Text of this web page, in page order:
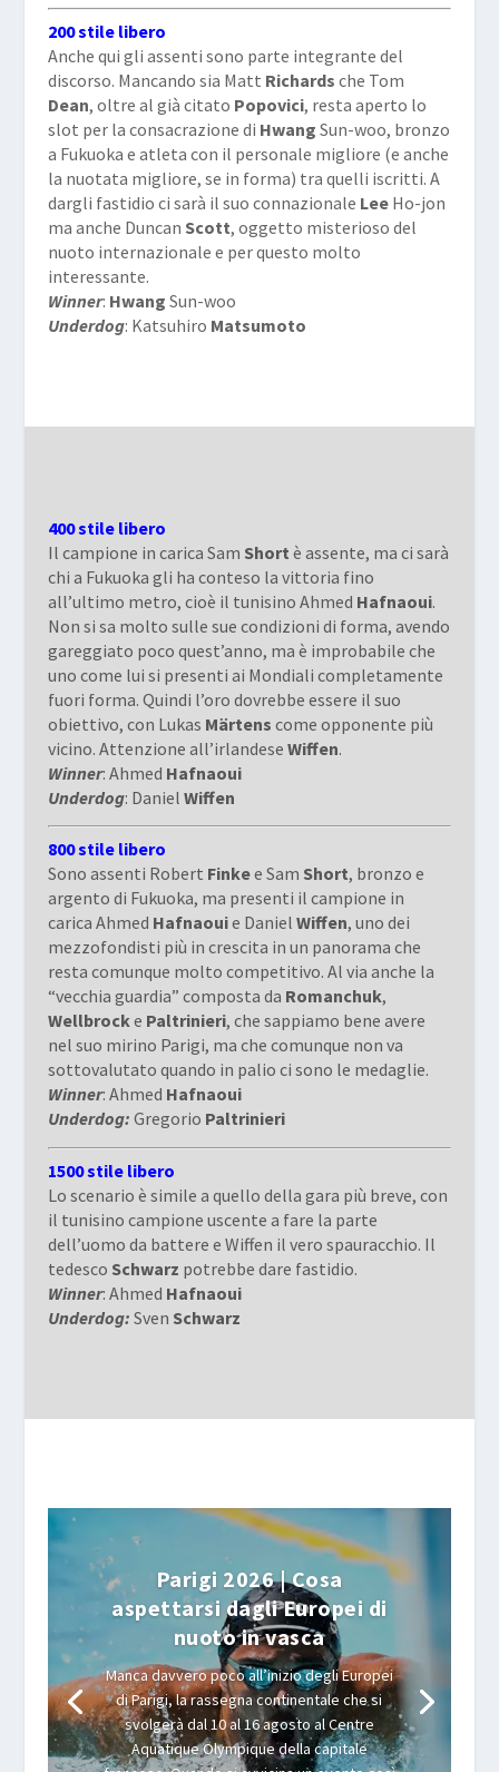
200 stile libero
Anche qui gli assenti sono parte integrante del
discorso. Mancando sia Matt Richards che Tom
Dean, oltre al già citato Popovici, resta aperto lo
slot per la consacrazione di Hwang Sun-woo, bronzo
a Fukuoka e atleta con il personale migliore (e anche
la nuotata migliore, se in forma) tra quelli iscritti. A
dargli fastidio ci sarà il suo connazionale LeeHo-jon
ma anche Duncan Scott, oggetto misterioso del
nuoto internazionale e per questo molto
interessante.
Winner: Hwang Sun-woo
Underdog: Katsuhiro Matsumoto
400 stile libero
Il campione in carica Sam Short è assente, ma ci sarà
chi a Fukuoka gli ha conteso la vittoria fino
all’ultimo metro, cioè il tunisino Ahmed Hafnaoui.
Non si sa molto sulle sue condizioni di forma, avendo
gareggiato poco quest’anno, ma è improbabile che
uno come lui si presenti ai Mondiali completamente
fuori forma. Quindi l’oro dovrebbe essere il suo
obiettivo, con Lukas Märtens come opponente più
vicino. Attenzione all’irlandese Wiffen.
Winner: Ahmed Hafnaoui
Underdog: Daniel Wiffen
800 stile libero
Sono assenti Robert Finkee Sam Short, bronzo e
argento di Fukuoka, ma presenti il campione in
carica Ahmed Hafnaouie Daniel Wiffen, uno dei
mezzofondisti più in crescita in un panorama che
resta comunque molto competitivo. Al via anche la
“vecchia guardia” composta da Romanchuk,
Wellbrocke Paltrinieri, che sappiamo bene avere
nel suo mirino Parigi, ma che comunque non va
sottovalutato quando in palio ci sono le medaglie.
Winner: Ahmed Hafnaoui
Underdog: Gregorio Paltrinieri
1500 stile libero
Lo scenario è simile a quello della gara più breve, con
il tunisino campione uscente a fare la parte
dell’uomo da battere e Wiffen il vero spauracchio. Il
tedesco Schwarz potrebbe dare fastidio.
Winner: Ahmed Hafnaoui
Underdog: Sven Schwarz
Parigi 2026 | Cosa
aspettarsi dagli Europei di
nuoto in vasca
Manca davvero poco all’inizio degli Europei
di Parigi, la rassegna continentale che si
svolgerà dal 10 al 16 agosto al Centre
Aquatique Olympique della capitale